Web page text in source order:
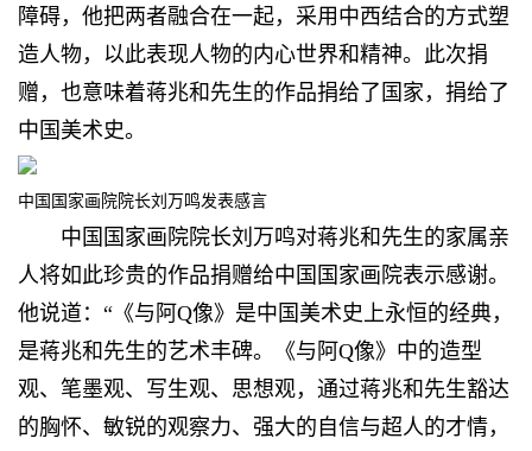
障碍，他把两者融合在一起，采用中西结合的方式塑
造人物，以此表现人物的内心世界和精神。此次捐
赠，也意味着蒋兆和先生的作品捐给了国家，捐给了
中国美术史。
中国国家画院院长刘万鸣发表感言
中国国家画院院长刘万鸣对蒋兆和先生的家属亲
人将如此珍贵的作品捐赠给中国国家画院表示感谢。
他说道：“《与阿Q像》是中国美术史上永恒的经典，
是蒋兆和先生的艺术丰碑。《与阿Q像》中的造型
观、笔墨观、写生观、思想观，通过蒋兆和先生豁达
的胸怀、敏锐的观察力、强大的自信与超人的才情，